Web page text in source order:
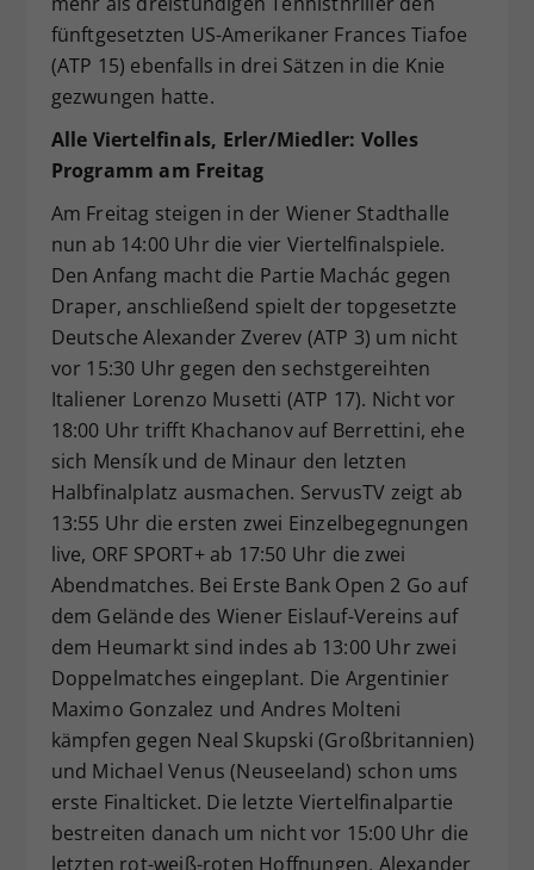
fünftgesetzten US-Amerikaner Frances Tiafoe
(ATP 15) ebenfalls in drei Sätzen in die Knie
gezwungen hatte.
Alle Viertelfinals, Erler/Miedler: Volles
Programm am Freitag
Am Freitag steigen in der Wiener Stadthalle
nun ab 14:00 Uhr die vier Viertelfinalspiele.
Den Anfang macht die Partie Machác gegen
Draper, anschließend spielt der topgesetzte
Deutsche Alexander Zverev (ATP 3) um nicht
vor 15:30 Uhr gegen den sechstgereihten
Italiener Lorenzo Musetti (ATP 17). Nicht vor
18:00 Uhr trifft Khachanov auf Berrettini, ehe
sich Mensík und de Minaur den letzten
Halbfinalplatz ausmachen. ServusTV zeigt ab
13:55 Uhr die ersten zwei Einzelbegegnungen
live, ORF SPORT+ ab 17:50 Uhr die zwei
Abendmatches. Bei Erste Bank Open 2 Go auf
dem Gelände des Wiener Eislauf-Vereins auf
dem Heumarkt sind indes ab 13:00 Uhr zwei
Doppelmatches eingeplant. Die Argentinier
Maximo Gonzalez und Andres Molteni
kämpfen gegen Neal Skupski (Großbritannien)
und Michael Venus (Neuseeland) schon ums
erste Finalticket. Die letzte Viertelfinalpartie
bestreiten danach um nicht vor 15:00 Uhr die
letzten rot-weiß-roten Hoffnungen, Alexander